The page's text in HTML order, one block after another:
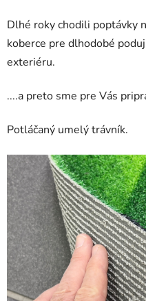
Dlhé roky chodili poptávky
koberce pre dlhodobé
exteriéru.
....a preto sme pre Vás
Potláčaný umelý trávník.